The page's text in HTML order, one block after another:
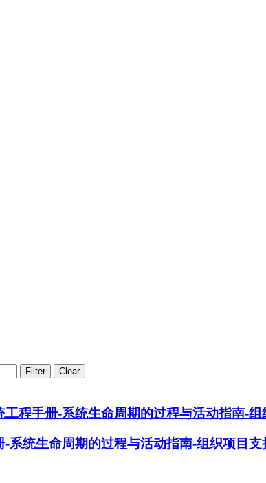
Filter Clear
程手册-系统生命周期的过程与活动指南-
系统生命周期的过程与活动指南-组织项目支